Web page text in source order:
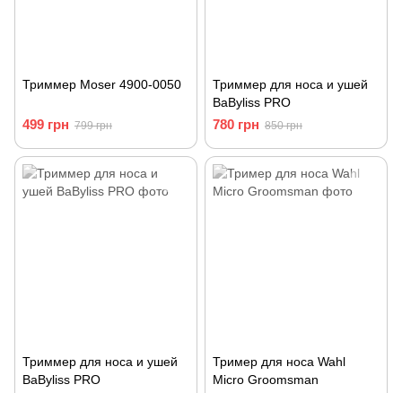
Триммер Moser 4900-0050
499 грн 799 грн
Триммер для носа и ушей
BaByliss PRO
780 грн 850 грн
Триммер для носа и ушей
BaByliss PRO
Тример для носа Wahl
Micro Groomsman